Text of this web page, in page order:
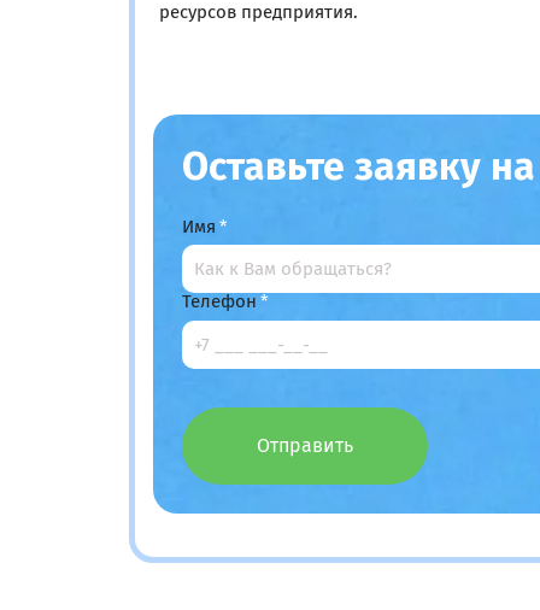
ресурсов предприятия.
Оставьте заявку
Имя
Телефон
Отправить